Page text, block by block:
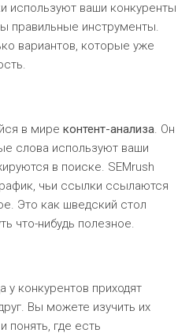
используют ваши конкуренты
правильные инструменты.
вариантов, которые уже
в мире контент-анализа. Он
слова используют ваши
в поиске. SEMrush
чьи ссылки ссылаются
Это как шведский стол
что-нибудь полезное.
у конкурентов приходят
Вы можете изучить их
понять, где есть